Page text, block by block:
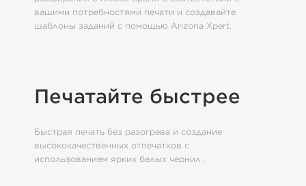
вашими потребностями печати и создавайте
шаблоны заданий с помощью Arizona Xpert.
Печатайте быстрее
Быстрая печать без разогрева и создание
высококачественных отпечатков с
использованием ярких белых чернил .